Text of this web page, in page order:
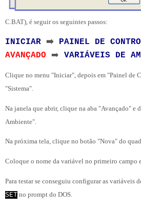
C.BAT), é seguir os seguintes passos:
INICIAR ➡️ PAINEL DE
AVANÇADO ➡️ VARIÁVEIS DE
Clique no menu "Iniciar", depois em "Painel de
"Sistema".
Na janela que abrir, clique na aba "Avançado" e
Ambiente".
Na próxima tela, clique no botão "Nova" do
Coloque o nome da variável no primeiro campo
Para testar se conseguiu configurar as variáveis
SET no prompt do DOS.